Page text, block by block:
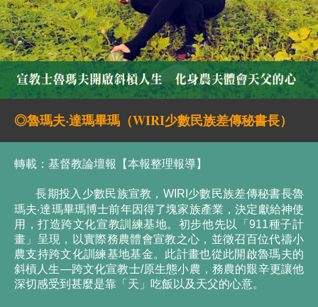
◎魯瑪夫‧達瑪畢瑪（WIRI少數民族差傳秘書長）
轉載：基督教論壇報【本報整理報導】
長期投入少數民族宣教，WIRI少數民族差傳秘書長魯
瑪夫‧達瑪畢瑪博士前年因得了塊家族產業，決定獻給神使
用，打造跨文化宣教訓練基地。初步他先以「911種子計
畫」呈現，以實際務農體會宣教之心，並徵召百位代禱小
農支持跨文化訓練基地基金。此計畫也從此開啟魯瑪夫的
斜槓人生—跨文化宣教士/原生態小農，務農的艱辛更讓他
深切感受到甚麼是靠「天」吃飯以及天父的心意。